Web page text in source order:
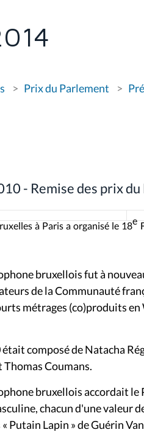
Prix du Parlement
- Remise des prix
à Paris a organisé le 18e
bruxellois fut à
de la Communauté
métrages (co)produits
composé de Natacha
Coumans.
bruxellois accordait le
, chacun d'une valeur
« Putain Lapin »de Guérin